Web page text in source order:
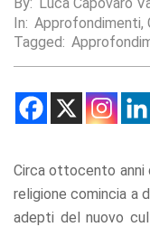
In: Approfondimenti,
Tagged:
Circa ottocento anni
religione comincia a
adepti del nuovo
Statistics
In order for
us to
website's
functionality
based on
website is
used.